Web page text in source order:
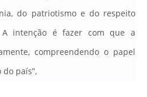
do patriotismo e do respeito
A intenção é fazer com que a
compreendendo o papel
país”,